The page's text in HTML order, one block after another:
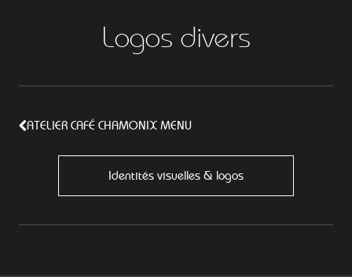
Logos divers
ATELIER CAFÉ CHAMONIX MENU
Identités visuelles & logos